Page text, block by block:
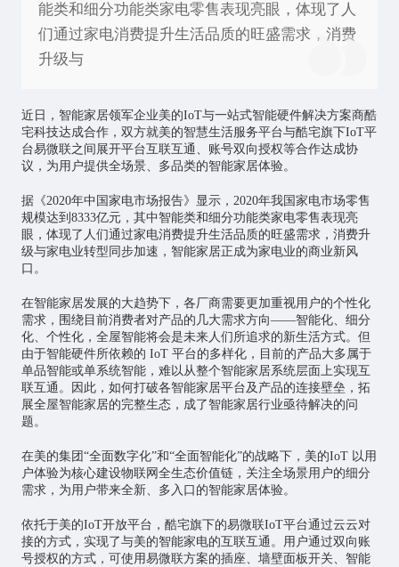
能类和细分功能类家电零售表现亮眼，体现了人
们通过家电消费提升生活品质的旺盛需求，消费
升级与
近日， 智能家居领军企业美的IoT与一站式智能硬件解决方案商酷
宅科技达成合作，双方就美的智慧生活服务平台与酷宅旗下IoT平
台易微联之间展开平台互联互通、账号双向授权等合作达成协
议，为用户提供全场景、多品类的智能家居体验。
据《2020年中国家电市场报告》显示，2020年我国家电市场零售
规模达到8333亿元，其中智能类和细分功能类家电零售表现亮
眼，体现了人们通过家电消费提升生活品质的旺盛需求，消费升
级与家电业转型同步加速，智能家居正成为家电业的商业新风
口。
在智能家居发展的大趋势下，各厂商需要更加重视用户的个性化
需求，围绕目前消费者对产品的几大需求方向——智能化、细分
化、个性化，全屋智能将会是未来人们所追求的新生活方式。但
由于智能硬件所依赖的 IoT 平台的多样化，目前的产品大多属于
单品智能或单系统智能，难以从整个智能家居系统层面上实现互
联互通。因此，如何打破各智能家居平台及产品的连接壁垒，拓
展全屋智能家居的完整生态，成了智能家居行业亟待解决的问
题。
在美的集团“全面数字化”和“全面智能化”的战略下，美的IoT 以用
户体验为核心建设物联网 全生态价值链，关注全场景用户的细分
需求，为用户带来全新、多入口的智能家居体验。
依托于美的IoT开放平台，酷宅旗下的易微联IoT平台通过云云对
接的方式，实现了与美的智能家电的互联互通。用户通过双向账
号授权的方式，可使用易微联方案的插座、墙壁面板开关、智能